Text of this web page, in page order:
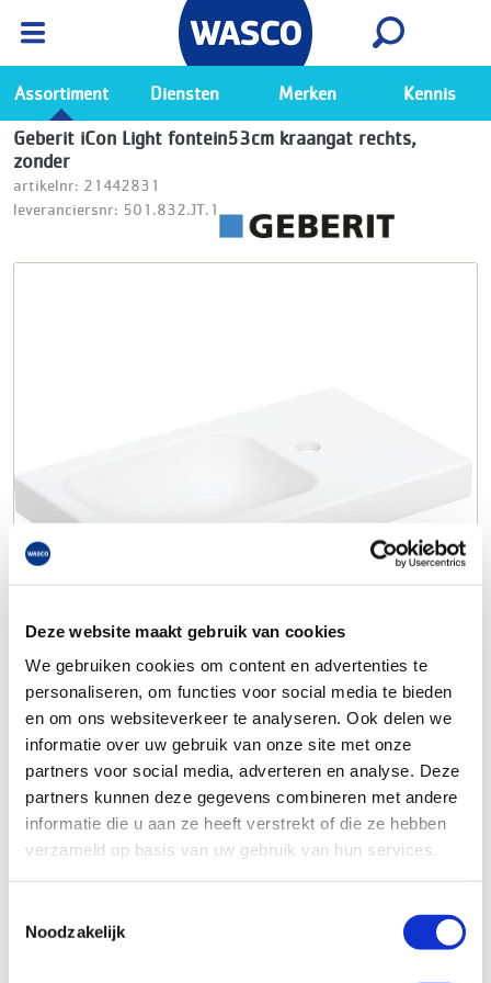
Deze website maakt gebruik van cookies
We gebruiken cookies om content en advertenties te
personaliseren, om functies voor social media te bieden
en om ons websiteverkeer te analyseren. Ook delen we
informatie over uw gebruik van onze site met onze
partners voor social media, adverteren en analyse. Deze
partners kunnen deze gegevens combineren met andere
informatie die u aan ze heeft verstrekt of die ze hebben
verzameld op basis van uw gebruik van hun services.
Noodzakelijk
Ga naar de Wasco app
Bekijk
Assortiment Diensten Merken Kennis
Geberit iCon Light fontein53cm kraangat rechts,
zonder
artikelnr: 21442831
leveranciersnr: 501.832.JT.1